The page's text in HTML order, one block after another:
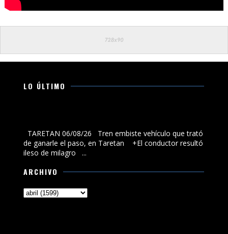
LO ÚLTIMO
TARETAN 06/08/26 Tren embiste vehículo que trató
de ganarle el paso, en Taretan +El conductor resultó
ileso de milagro ...
ARCHIVO